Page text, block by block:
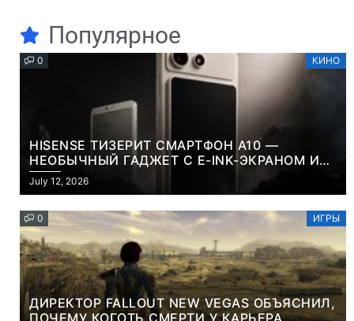
Популярное
0 КИНО
HISENSE ТИЗЕРИТ СМАРТФОН A10 —
НЕОБЫЧНЫЙ ГАДЖЕТ С E-INK-ЭКРАНОМ И
СЪЕМНОЙ LCD-ПАНЕЛЬЮ ДЛЯ ЦВЕТНОГО
КОНТЕНТА И СОЦСЕТЕЙ
July 12, 2026
0 ИГРЫ
ДИРЕКТОР FALLOUT NEW VEGAS ОБЪЯСНИЛ,